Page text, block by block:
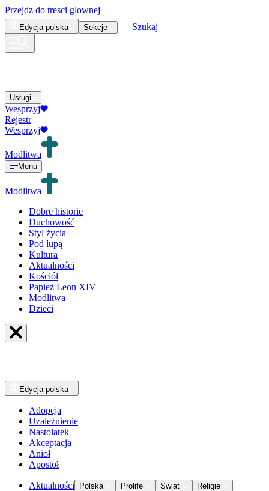
Przejdz do tresci glownej
Edycja polska Sekcje Szukaj
Usługi
Wesprzyj
Rejestr
Wesprzyj
Modlitwa
Menu
Modlitwa
Dobre historie
Duchowość
Styl życia
Pod lupą
Kultura
Aktualności
Kościół
Papież Leon XIV
Modlitwa
Dzieci
Edycja polska
Adopcja
Uzależnienie
Nastolatek
Akceptacja
Anioł
Apostoł
Aktualności Polska Prolife Świat
Religie